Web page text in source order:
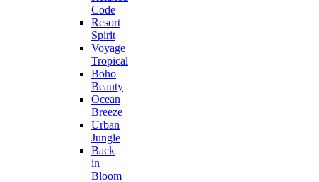
Code
Resort
Spirit
Voyage
Tropical
Boho
Beauty
Ocean
Breeze
Urban
Jungle
Back
in
Bloom